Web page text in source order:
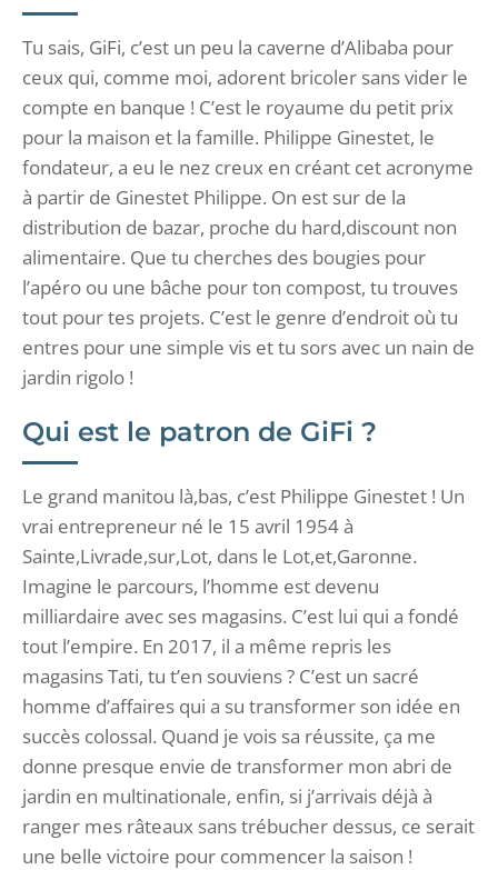
Tu sais, GiFi, c’est un peu la caverne d’Alibaba pour
ceux qui, comme moi, adorent bricoler sans vider le
compte en banque ! C’est le royaume du petit prix
pour la maison et la famille. Philippe Ginestet, le
fondateur, a eu le nez creux en créant cet acronyme
à partir de Ginestet Philippe. On est sur de la
distribution de bazar, proche du hard,discount non
alimentaire. Que tu cherches des bougies pour
l’apéro ou une bâche pour ton compost, tu trouves
tout pour tes projets. C’est le genre d’endroit où tu
entres pour une simple vis et tu sors avec un nain de
jardin rigolo !
Qui est le patron de GiFi ?
Le grand manitou là,bas, c’est Philippe Ginestet ! Un
vrai entrepreneur né le 15 avril 1954 à
Sainte,Livrade,sur,Lot, dans le Lot,et,Garonne.
Imagine le parcours, l’homme est devenu
milliardaire avec ses magasins. C’est lui qui a fondé
tout l’empire. En 2017, il a même repris les
magasins Tati, tu t’en souviens ? C’est un sacré
homme d’affaires qui a su transformer son idée en
succès colossal. Quand je vois sa réussite, ça me
donne presque envie de transformer mon abri de
jardin en multinationale, enfin, si j’arrivais déjà à
ranger mes râteaux sans trébucher dessus, ce serait
une belle victoire pour commencer la saison !